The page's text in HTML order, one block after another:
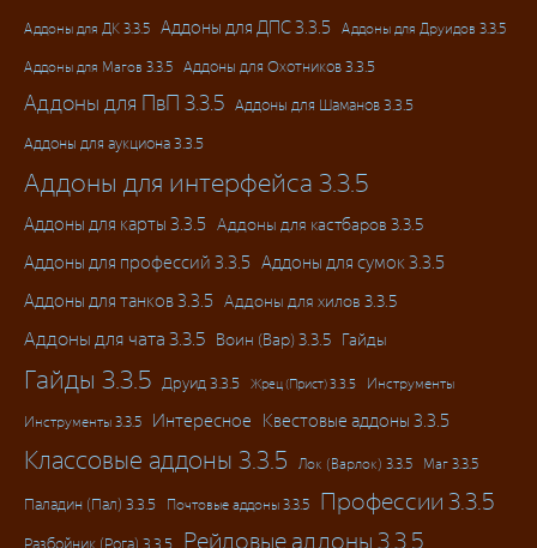
Аддоны для ДК 3.3.5 Аддоны для ДПС 3.3.5 Аддоны для Друидов 3.3.5
Аддоны для Магов 3.3.5 Аддоны для Охотников 3.3.5
Аддоны для ПвП 3.3.5 Аддоны для Шаманов 3.3.5
Аддоны для аукциона 3.3.5
Аддоны для интерфейса 3.3.5
Аддоны для карты 3.3.5 Аддоны для кастбаров 3.3.5
Аддоны для профессий 3.3.5 Аддоны для сумок 3.3.5
Аддоны для танков 3.3.5 Аддоны для хилов 3.3.5
Аддоны для чата 3.3.5 Воин (Вар) 3.3.5 Гайды
Гайды 3.3.5 Друид 3.3.5 Жрец (Прист) 3.3.5 Инструменты
Инструменты 3.3.5 Интересное Квестовые аддоны 3.3.5
Классовые аддоны 3.3.5 Лок (Варлок) 3.3.5 Маг 3.3.5
Паладин (Пал) 3.3.5 Почтовые аддоны 3.3.5 Профессии 3.3.5
Разбойник (Рога) 3.3.5 Рейдовые аддоны 3.3.5